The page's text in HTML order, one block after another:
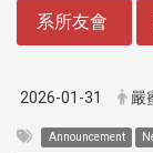
系所友會
2026-01-31 嚴
Announcement